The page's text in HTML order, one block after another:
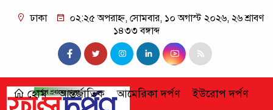
ঢাকা
০২:২৫ অপরাহ্ন, সোমবার, ১০ অগাস্ট ২০২৬, ২৬ শ্রাবণ
১৪৩৩ বঙ্গাব্দ
হোম আন্তর্জাতিক আমেরিকা দর্পণ ইউরোপ দর্পণ